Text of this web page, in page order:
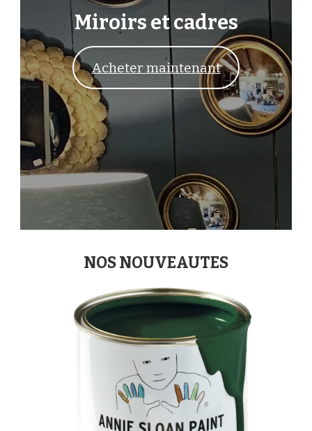
Miroirs et cadres
Acheter maintenant
NOS NOUVEAUTES